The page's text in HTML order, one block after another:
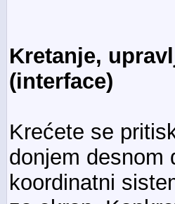
Kretanje,
(interface)
Krećete se
donjem desnom
koordinatni